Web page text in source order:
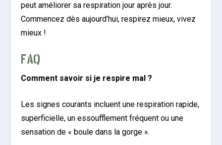
peut améliorer sa respiration jour après jour.
Commencez dès aujourd’hui, respirez mieux, vivez
mieux !
FAQ
Comment savoir si je respire mal ?
Les signes courants incluent une respiration rapide,
superficielle, un essoufflement fréquent ou une
sensation de « boule dans la gorge ».